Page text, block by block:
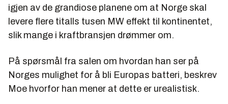
igjen av de grandiose planene om at Norge skal
levere flere titalls tusen MW effekt til kontinentet,
slik mange i kraftbransjen drømmer om.
På spørsmål fra salen om hvordan han ser på
Norges mulighet for å bli Europas batteri, beskrev
Moe hvorfor han mener at dette er urealistisk.